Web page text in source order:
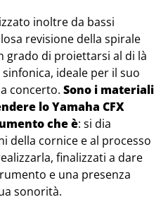
inoltre da bassi
revisione della spirale
grado di proiettarsi al di là
ideale per il suo
concerto. Sono i materiali
lo Yamaha CFX
che è: si dia
della cornice e al processo
finalizzati a dare
e una presenza
sonorità.